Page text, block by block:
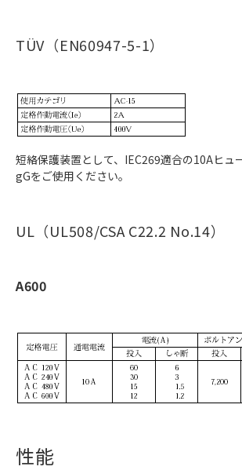
TÜV（EN60947-5-1）
短絡保護装置として、IEC269適合の10Aヒュ
gGをご使用ください。
UL（UL508/CSA C22.2 No.14）
A600
性能